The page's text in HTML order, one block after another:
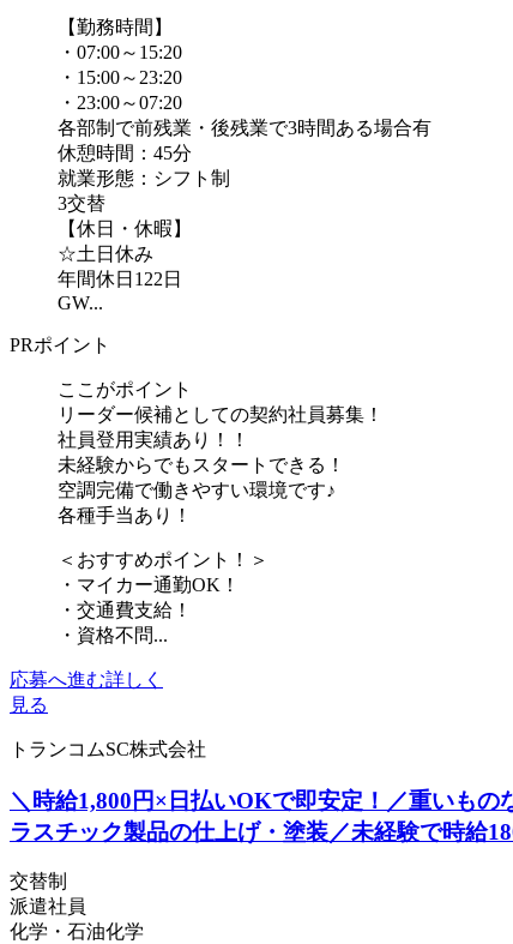
【勤務時間】
・07:00～15:20
・15:00～23:20
・23:00～07:20
各部制で前残業・後残業で3時間ある場合有
休憩時間：45分
就業形態：シフト制
3交替
【休日・休暇】
☆土日休み
年間休日122日
GW...
PRポイント
ここがポイント
リーダー候補としての契約社員募集！
社員登用実績あり！！
未経験からでもスタートできる！
空調完備で働きやすい環境です♪
各種手当あり！
＜おすすめポイント！＞
・マイカー通勤OK！
・交通費支給！
・資格不問...
応募へ進む詳しく
見る
トランコムSC株式会社
＼時給1,800円×日払いOKで即安定！／重いも
ラスチック製品の仕上げ・塗装／未経験で時給
交替制
派遣社員
化学・石油化学